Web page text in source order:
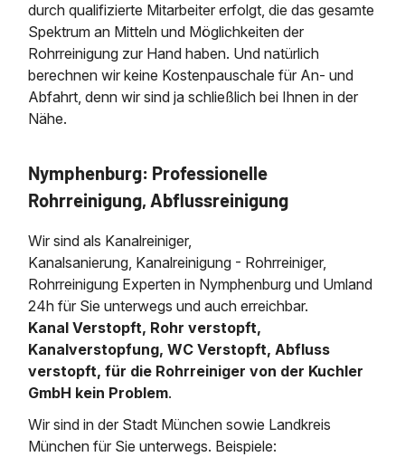
durch qualifizierte Mitarbeiter erfolgt, die das gesamte
Spektrum an Mitteln und Möglichkeiten der
Rohrreinigung zur Hand haben. Und natürlich
berechnen wir keine Kostenpauschale für An- und
Abfahrt, denn wir sind ja schließlich bei Ihnen in der
Nähe.
Nymphenburg: Professionelle
Rohrreinigung, Abflussreinigung
Wir sind als Kanalreiniger,
Kanalsanierung, Kanalreinigung - Rohrreiniger,
Rohrreinigung Experten in Nymphenburg und Umland
24h für Sie unterwegs und auch erreichbar.
Kanal Verstopft, Rohr verstopft,
Kanalverstopfung, WC Verstopft, Abfluss
verstopft, für die Rohrreiniger von der Kuchler
GmbH kein Problem.
Wir sind in der Stadt München sowie Landkreis
München für Sie unterwegs. Beispiele: